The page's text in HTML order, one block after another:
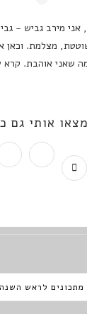
אני מירב גביש -
מצלמת. וכאן
שאני אוהבת. קרא
אותי גם
מתכונים לראש השנה